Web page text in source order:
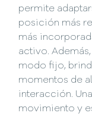
permite
posición más
más
activo.
modo fijo,
momentos de
interacción.
movimiento y